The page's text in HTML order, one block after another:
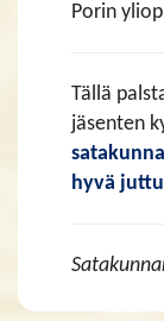
Porin
Tällä
jäsenten
hyvä